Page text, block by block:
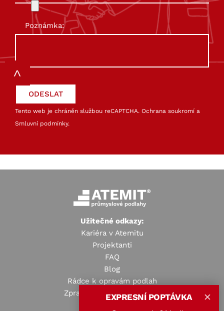
Poznámka:
Tento web je chráněn službou reCAPTCHA. Ochrana soukromí a
Smluvní podmínky.
✕
EXPRESNÍ POPTÁVKA
Užitečné odkazy:
Kariéra v Atemitu
Projektanti
FAQ
Blog
Rádce k opravám podlah
Zpracování osobních údajů